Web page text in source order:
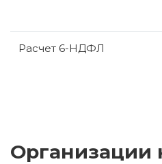
Рас­чет 6-НД­ФЛ
Организации